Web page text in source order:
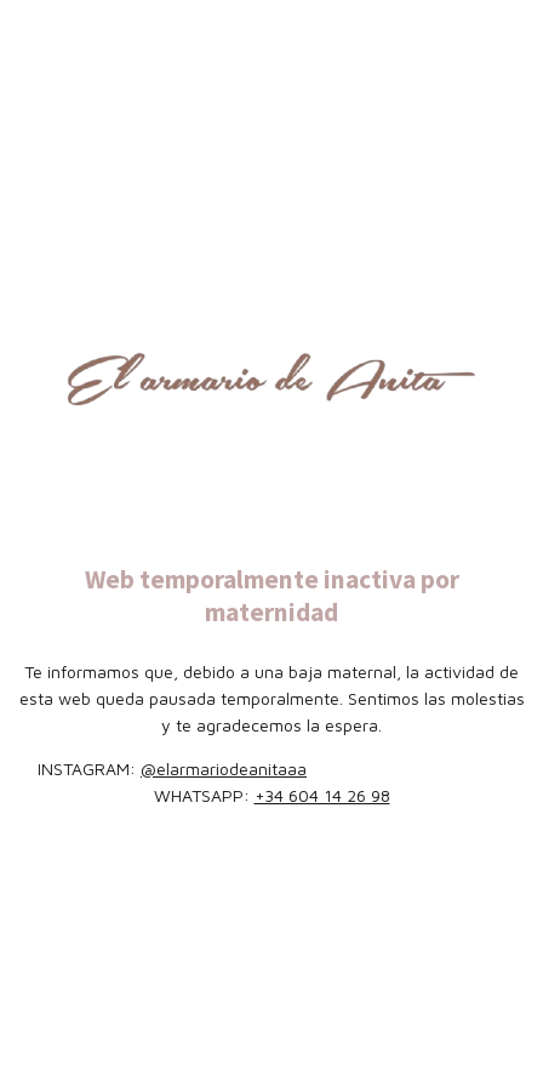
Web temporalmente inactiva por
maternidad
Te informamos que, debido a una baja maternal, la actividad de
esta web queda pausada temporalmente. Sentimos las molestias
y te agradecemos la espera.
INSTAGRAM: @elarmariodeanitaaa
WHATSAPP: +34 604 14 26 98